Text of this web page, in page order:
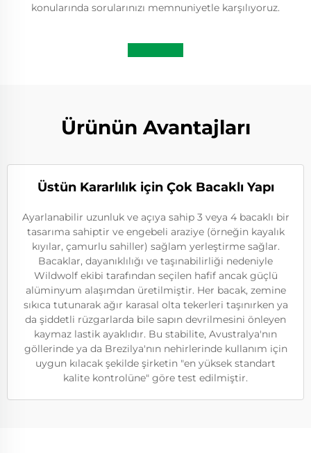
konularında sorularınızı memnuniyetle karşılıyoruz.
Ürünün Avantajları
Üstün Kararlılık için Çok Bacaklı Yapı
Ayarlanabilir uzunluk ve açıya sahip 3 veya 4 bacaklı bir
tasarıma sahiptir ve engebeli araziye (örneğin kayalık
kıyılar, çamurlu sahiller) sağlam yerleştirme sağlar.
Bacaklar, dayanıklılığı ve taşınabilirliği nedeniyle
Wildwolf ekibi tarafından seçilen hafif ancak güçlü
alüminyum alaşımdan üretilmiştir. Her bacak, zemine
sıkıca tutunarak ağır karasal olta tekerleri taşınırken ya
da şiddetli rüzgarlarda bile sapın devrilmesini önleyen
kaymaz lastik ayaklıdır. Bu stabilite, Avustralya'nın
göllerinde ya da Brezilya'nın nehirlerinde kullanım için
uygun kılacak şekilde şirketin "en yüksek standart
kalite kontrolüne" göre test edilmiştir.